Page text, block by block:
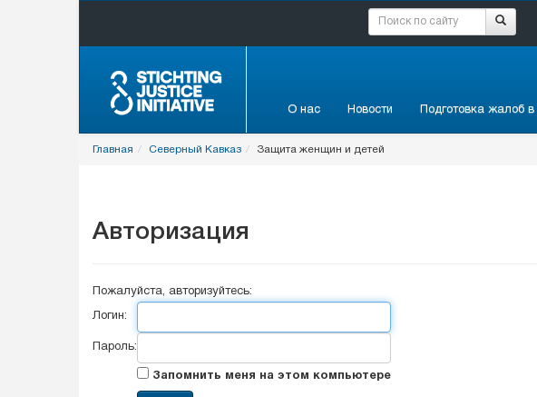
О нас Новости Подготовка жалоб
Главная Северный Кавказ Защита женщин и детей
Авторизация
Пожалуйста, авторизуйтесь:
Логин:
Пароль:
Запомнить меня на этом компьютере